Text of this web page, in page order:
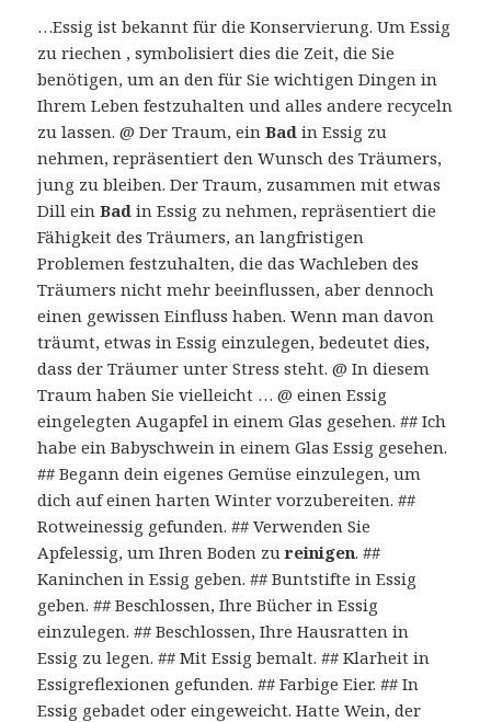
…Essig ist bekannt für die Konservierung. Um Essig
zu riechen , symbolisiert dies die Zeit, die Sie
benötigen, um an den für Sie wichtigen Dingen in
Ihrem Leben festzuhalten und alles andere recyceln
zu lassen. @ Der Traum, einBad in Essig zu
nehmen, repräsentiert den Wunsch des Träumers,
jung zu bleiben. Der Traum, zusammen mit etwas
Dill einBad in Essig zu nehmen, repräsentiert die
Fähigkeit des Träumers, an langfristigen
Problemen festzuhalten, die das Wachleben des
Träumers nicht mehr beeinflussen, aber dennoch
einen gewissen Einfluss haben. Wenn man davon
träumt, etwas in Essig einzulegen, bedeutet dies,
dass der Träumer unter Stress steht. @ In diesem
Traum haben Sie vielleicht … @ einen Essig
eingelegten Augapfel in einem Glas gesehen. ## Ich
habe ein Babyschwein in einem Glas Essig gesehen.
## Begann dein eigenes Gemüse einzulegen, um
dich auf einen harten Winter vorzubereiten. ##
Rotweinessig gefunden. ## Verwenden Sie
Apfelessig, um Ihren Boden zureinigen. ##
Kaninchen in Essig geben. ## Buntstifte in Essig
geben. ## Beschlossen, Ihre Bücher in Essig
einzulegen. ## Beschlossen, Ihre Hausratten in
Essig zu legen. ## Mit Essig bemalt. ## Klarheit in
Essigreflexionen gefunden. ## Farbige Eier. ## In
Essig gebadet oder eingeweicht. Hatte Wein, der